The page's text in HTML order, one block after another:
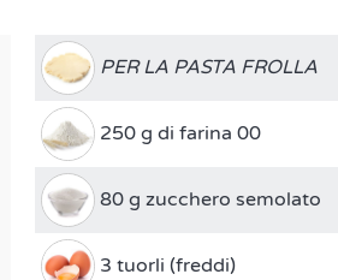
PER LA PASTA FROLLA
250 g di farina 00
80 g zucchero semolato
3 tuorli (freddi)